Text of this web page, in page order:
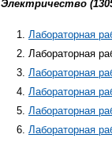
Электричество
Лабораторная
Лабораторная
Лабораторная
Лабораторная
Лабораторная
Лабораторная